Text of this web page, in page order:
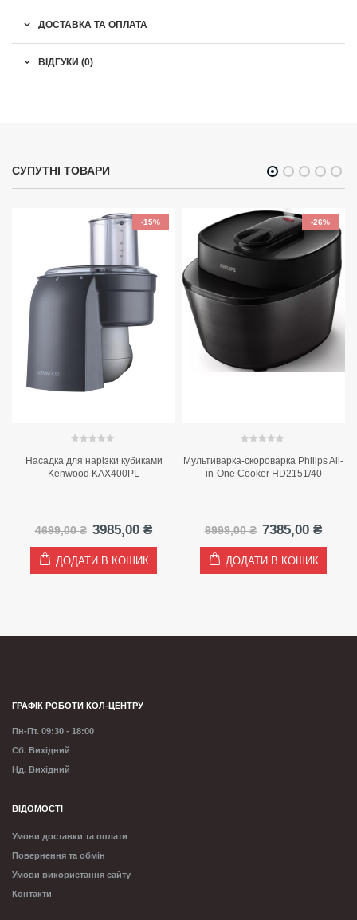
ДОСТАВКА ТА ОПЛАТА
ВІДГУКИ (0)
СУПУТНІ ТОВАРИ
₴.
-15%
Насадка для нарізки кубиками
Kenwood KAX400PL
4699,00₴ Оригінальна
ціна:
4699,00 ₴.
3985,00₴Поточна
3985,00 ₴.
ДОДАТИ В КОШИК
-26%
Мультиварка-скороварка Philips All-
in-One Cooker HD2151/40
9999,00₴ Оригінальна
ціна:
9999,00 ₴.
7385,00₴
ДОДАТИ В КОШИК
ГРАФІК РОБОТИ КОЛ-ЦЕНТРУ
Пн-Пт. 09:30 - 18:00
Сб. Вихідний
Нд. Вихідний
ВІДОМОСТІ
Умови доставки та оплати
Повернення та обмін
Умови використання сайту
Контакти